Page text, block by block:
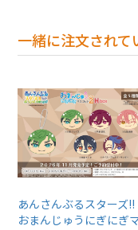
一緒に注文されて
あんさんぶるスターズ!!
おまんじゅうにぎにぎ